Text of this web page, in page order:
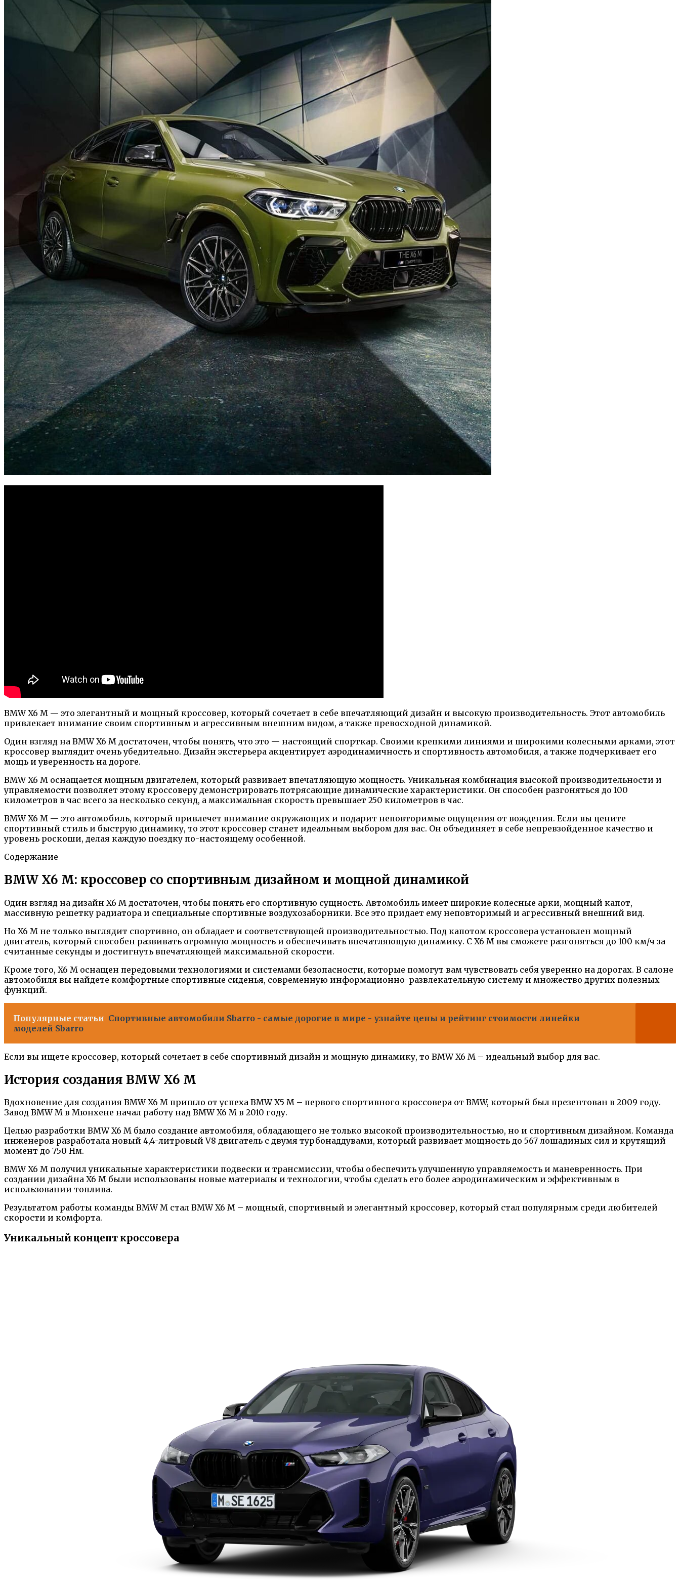
BMW X6 M — это элегантный и мощный кроссовер, который сочетает в себе впечатляющий дизайн и высокую производительность. Этот автомобиль
привлекает внимание своим спортивным и агрессивным внешним видом, а также превосходной динамикой.
Один взгляд на BMW X6 M достаточен, чтобы понять, что это — настоящий спорткар. Своими крепкими линиями и широкими колесными арками, этот
кроссовер выглядит очень убедительно. Дизайн экстерьера акцентирует аэродинамичность и спортивность автомобиля, а также подчеркивает его
мощь и уверенность на дороге.
BMW X6 M оснащается мощным двигателем, который развивает впечатляющую мощность. Уникальная комбинация высокой производительности и
управляемости позволяет этому кроссоверу демонстрировать потрясающие динамические характеристики. Он способен разгоняться до 100
километров в час всего за несколько секунд, а максимальная скорость превышает 250 километров в час.
BMW X6 M — это автомобиль, который привлечет внимание окружающих и подарит неповторимые ощущения от вождения. Если вы цените
спортивный стиль и быструю динамику, то этот кроссовер станет идеальным выбором для вас. Он объединяет в себе непревзойденное качество и
уровень роскоши, делая каждую поездку по-настоящему особенной.
Содержание
BMW X6 M: кроссовер со спортивным дизайном и мощной динамикой
Один взгляд на дизайн X6 M достаточен, чтобы понять его спортивную сущность. Автомобиль имеет широкие колесные арки, мощный капот,
массивную решетку радиатора и специальные спортивные воздухозаборники. Все это придает ему неповторимый и агрессивный внешний вид.
Но X6 M не только выглядит спортивно, он обладает и соответствующей производительностью. Под капотом кроссовера установлен мощный
двигатель, который способен развивать огромную мощность и обеспечивать впечатляющую динамику. С X6 M вы сможете разгоняться до 100 км/ч за
считанные секунды и достигнуть впечатляющей максимальной скорости.
Кроме того, X6 M оснащен передовыми технологиями и системами безопасности, которые помогут вам чувствовать себя уверенно на дорогах. В салоне
автомобиля вы найдете комфортные спортивные сиденья, современную информационно-развлекательную систему и множество других полезных
функций.
Популярные статьи Спортивные автомобили Sbarro - самые дорогие в мире - узнайте цены и рейтинг стоимости линейки
моделей Sbarro
Если вы ищете кроссовер, который сочетает в себе спортивный дизайн и мощную динамику, то BMW X6 M – идеальный выбор для вас.
История создания BMW X6 M
Вдохновение для создания BMW X6 M пришло от успеха BMW X5 M – первого спортивного кроссовера от BMW, который был презентован в 2009 году.
Завод BMW M в Мюнхене начал работу над BMW X6 M в 2010 году.
Целью разработки BMW X6 M было создание автомобиля, обладающего не только высокой производительностью, но и спортивным дизайном. Команда
инженеров разработала новый 4,4-литровый V8 двигатель с двумя турбонаддувами, который развивает мощность до 567 лошадиных сил и крутящий
момент до 750 Нм.
BMW X6 M получил уникальные характеристики подвески и трансмиссии, чтобы обеспечить улучшенную управляемость и маневренность. При
создании дизайна X6 M были использованы новые материалы и технологии, чтобы сделать его более аэродинамическим и эффективным в
использовании топлива.
Результатом работы команды BMW M стал BMW X6 M – мощный, спортивный и элегантный кроссовер, который стал популярным среди любителей
скорости и комфорта.
Уникальный концепт кроссовера